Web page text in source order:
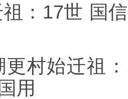
：17世 国
更村始迁祖
用